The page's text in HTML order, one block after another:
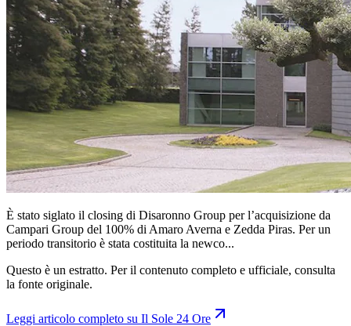
È stato siglato il closing di Disaronno Group per l’acquisizione da
Campari Group del 100% di Amaro Averna e Zedda Piras. Per un
periodo transitorio è stata costituita la newco...
Questo è un estratto. Per il contenuto completo e ufficiale, consulta
la fonte originale.
Leggi articolo completo su Il Sole 24 Ore